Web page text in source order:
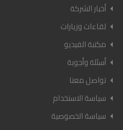
أخبار الشركة
لقاءات وزيارات
مكتبة الفيديو
أسئلة وأجوبة
تواصل معنا
سياسة الاستخدام
سياسة الخصوصية